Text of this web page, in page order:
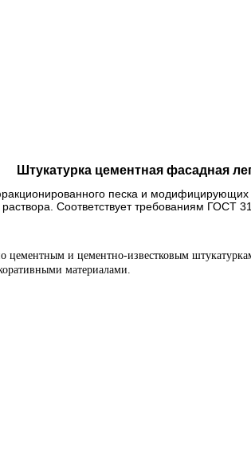
Штукатурка цементная фасадная
песка и
Соответствует требованиям ГОСТ
цементным и цементно-известковым
материалами.